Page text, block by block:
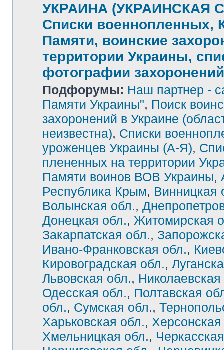
Нет
непрочитанных
УКРАИНА (УКРАИНСКАЯ
Списки военнопленных,
Памяти, воинские
территории Украины,
фотографии захоронений
Подфорумы: Наш партнер -
Памяти Украины", Поиск
захоронений в Украине
неизвестна), Списки
уроженцев Украины (А-Я),
плененных на территории
Памяти воинов ВОВ Украины,
Республика Крым, Винницкая
Волынская обл.,
Донецкая обл., Житомирская
Закарпатская обл.,
Ивано-Франковская обл.,
Кировоградская обл.,
Львовская обл.,
Одесская обл., Полтавская
обл., Сумская обл.,
Харьковская обл.,
Хмельницкая обл.,